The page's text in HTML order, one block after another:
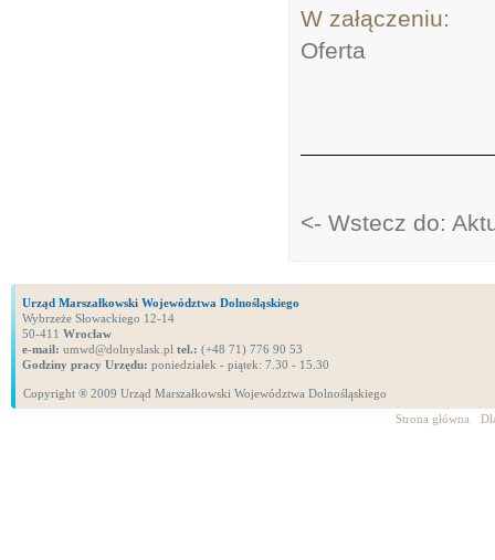
W załączeniu:
Oferta
<- Wstecz do:
Urząd Marszałkowski Województwa Dolnośląskiego
Wybrzeże Słowackiego 12-14
50-411 Wrocław
e-mail: umwd@dolnyslask.pl tel.: (+48 71) 776 90 53
Godziny pracy Urzędu: poniedziałek - piątek: 7.30 - 15.30
Copyright ® 2009 Urząd Marszałkowski Województwa Dolnośląskiego
Strona główna